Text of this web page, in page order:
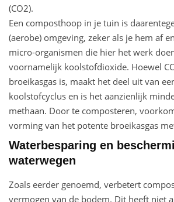
(CO2).
Een composthoop in je tuin is
(aerobe) omgeving, zeker als je hem af
micro-organismen die hier het werk
voornamelijk koolstofdioxide. Hoewel
broeikasgas is, maakt het deel uit van
koolstofcyclus en is het aanzienlijk
methaan. Door te composteren,
vorming van het potente broeikasgas
Waterbesparing en
waterwegen
Zoals eerder genoemd, verbetert
vermogen van de bodem. Dit heeft niet